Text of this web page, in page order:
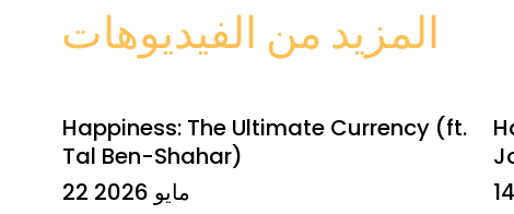
المزيد من الفيديوهات
Happiness: The Ultimate Currency (ft.
Tal Ben-Shahar)
22 مايو 2026